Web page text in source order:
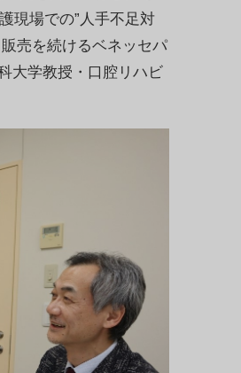
現場での”人手不足対
売を続けるベネッセパ
大学教授・口腔リハビ